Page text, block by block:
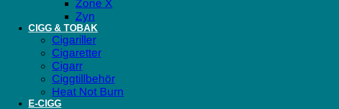
Zone X
Zyn
CIGG & TOBAK
Cigariller
Cigaretter
Cigarr
Ciggtillbehör
Heat Not Burn
E-CIGG